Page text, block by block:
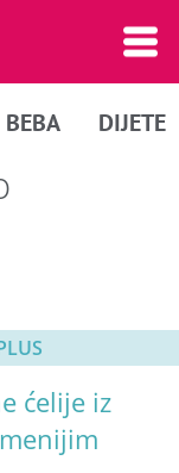
BEBA DIJETE
ćelije iz